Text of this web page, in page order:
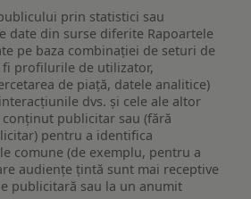
prin statistici sau
date din surse diferite Rapoartele
pe baza combinației de seturi de
fi profilurile de utilizator,
de piață, datele analitice)
dvs. și cele ale altor
publicitar sau (fără
pentru a identifica
comune (de exemplu, pentru a
audiențe țintă sunt mai receptive
publicitară sau la un anumit